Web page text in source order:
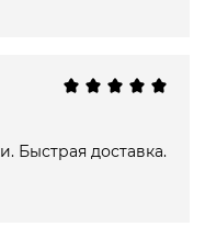
Быстрая доставка.